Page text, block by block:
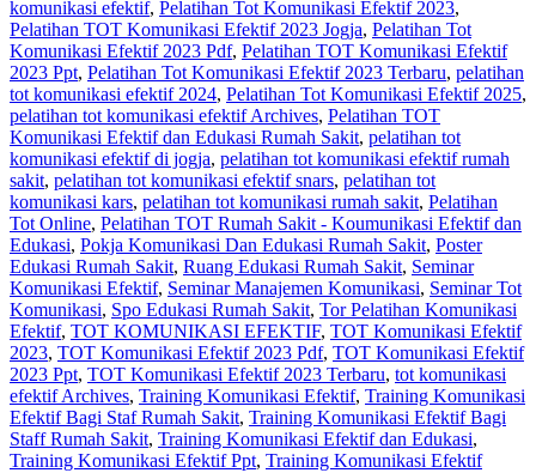
komunikasi efektif, Pelatihan Tot Komunikasi Efektif 2023,
Pelatihan TOT Komunikasi Efektif 2023 Jogja, Pelatihan Tot
Komunikasi Efektif 2023 Pdf, Pelatihan TOT Komunikasi Efektif
2023 Ppt, Pelatihan Tot Komunikasi Efektif 2023 Terbaru, pelatihan
tot komunikasi efektif 2024, Pelatihan Tot Komunikasi Efektif 2025,
pelatihan tot komunikasi efektif Archives, Pelatihan TOT
Komunikasi Efektif dan Edukasi Rumah Sakit, pelatihan tot
komunikasi efektif di jogja, pelatihan tot komunikasi efektif rumah
sakit, pelatihan tot komunikasi efektif snars, pelatihan tot
komunikasi kars, pelatihan tot komunikasi rumah sakit, Pelatihan
Tot Online, Pelatihan TOT Rumah Sakit - Koumunikasi Efektif dan
Edukasi, Pokja Komunikasi Dan Edukasi Rumah Sakit, Poster
Edukasi Rumah Sakit, Ruang Edukasi Rumah Sakit, Seminar
Komunikasi Efektif, Seminar Manajemen Komunikasi, Seminar Tot
Komunikasi, Spo Edukasi Rumah Sakit, Tor Pelatihan Komunikasi
Efektif, TOT KOMUNIKASI EFEKTIF, TOT Komunikasi Efektif
2023, TOT Komunikasi Efektif 2023 Pdf, TOT Komunikasi Efektif
2023 Ppt, TOT Komunikasi Efektif 2023 Terbaru, tot komunikasi
efektif Archives, Training Komunikasi Efektif, Training Komunikasi
Efektif Bagi Staf Rumah Sakit, Training Komunikasi Efektif Bagi
Staff Rumah Sakit, Training Komunikasi Efektif dan Edukasi,
Training Komunikasi Efektif Ppt, Training Komunikasi Efektif